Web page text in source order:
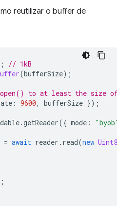
reutilizar o buffer de
;
// 1kB
(bufferSize);
to at least the size
: 9600, bufferSize });
.getReader({ mode :
= await reader . read(new
;